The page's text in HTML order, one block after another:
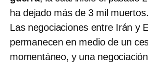
ha dejado más de 3 mil muertos.
Las negociaciones entre Irán y
permanecen en medio de un
momentáneo, y una